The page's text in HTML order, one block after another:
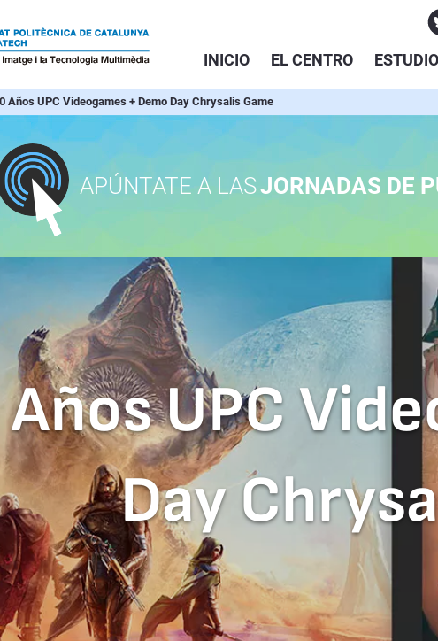
INICIO EL CENTRO
UPC Videogames + Demo Day Chrysalis Game
APÚNTATE A LASJORNADAS DE
UPC
Day